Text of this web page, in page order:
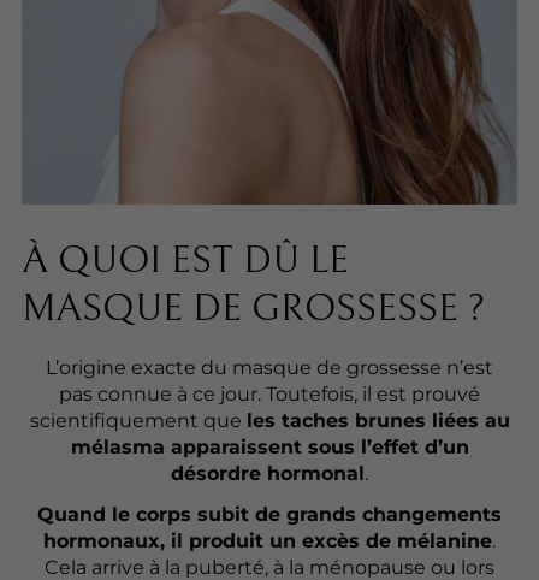
À QUOI EST DÛ LE
MASQUE DE GROSSESSE ?
L’origine exacte du masque de grossesse n’est
pas connue à ce jour. Toutefois, il est prouvé
scientifiquement que les taches brunes liées au
mélasma apparaissent sous l’effet d’un
désordre hormonal.
Quand le corps subit de grands changements
hormonaux, il produit un excès de mélanine.
Cela arrive à la puberté, à la ménopause ou lors